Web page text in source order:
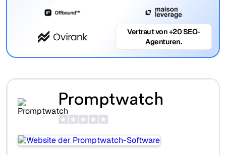
Vertraut von +20 SEO-
Agenturen.
Promptwatch